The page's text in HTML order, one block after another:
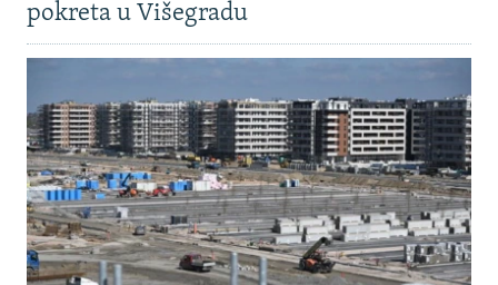
pokreta u Višegradu